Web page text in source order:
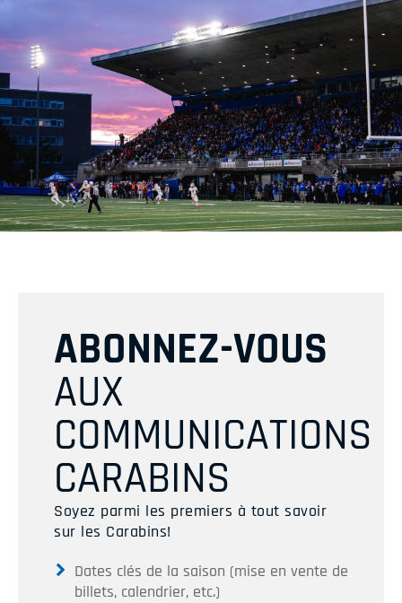
ABONNEZ-VOUS
AUX
COMMUNICATIONS
CARABINS
Soyez parmi les premiers à tout savoir
sur les Carabins!
Dates clés de la saison (mise en vente de
billets, calendrier, etc.)